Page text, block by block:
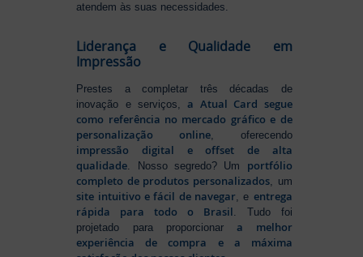
atendem às suas necessidades.
Liderança e Qualidade em
Impressão
Prestes a completar três décadas de
inovação e serviços,a Atual Card segue
como referência no mercado gráfico e de
personalização online, oferecendo
impressão digital e offset de alta
qualidade . Nosso segredo? Um portfólio
completo de produtos personalizados , um
site intuitivo e fácil de navegar , e entrega
rápida para todo o Brasil . Tudo foi
projetado para proporcionara melhor
experiência de compra e a máxima